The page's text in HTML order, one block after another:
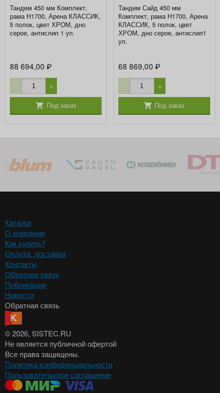
Тандем 450 мм Комплект,
рама H1700, Арена КЛАССИК,
5 полок, цвет ХРОМ, дно
серое, антислип 1 уп.
88 694,00₽
− +
Под заказ
Тандем Сайд 450 мм
Комплект, рама H1700, Арена
КЛАССИК, 5 полок, цвет
ХРОМ, дно серое, антислип1
уп.
68 869,00 ₽
− +
Под заказ
Каталог
О компании
Как купить?
Оплата, доставка
Контакты
Обратная связь
Публикации
Новости
Обратная связь
© 2026, SISTEC.RU
Не является публичной офертой
Все права защищены.
Политика конфиденциальности
Пользовательское соглашение